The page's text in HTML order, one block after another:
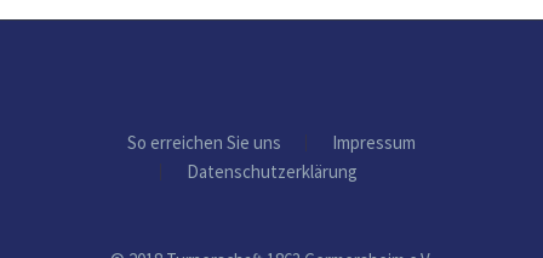
So erreichen Sie uns
Impressum
Datenschutzerklärung